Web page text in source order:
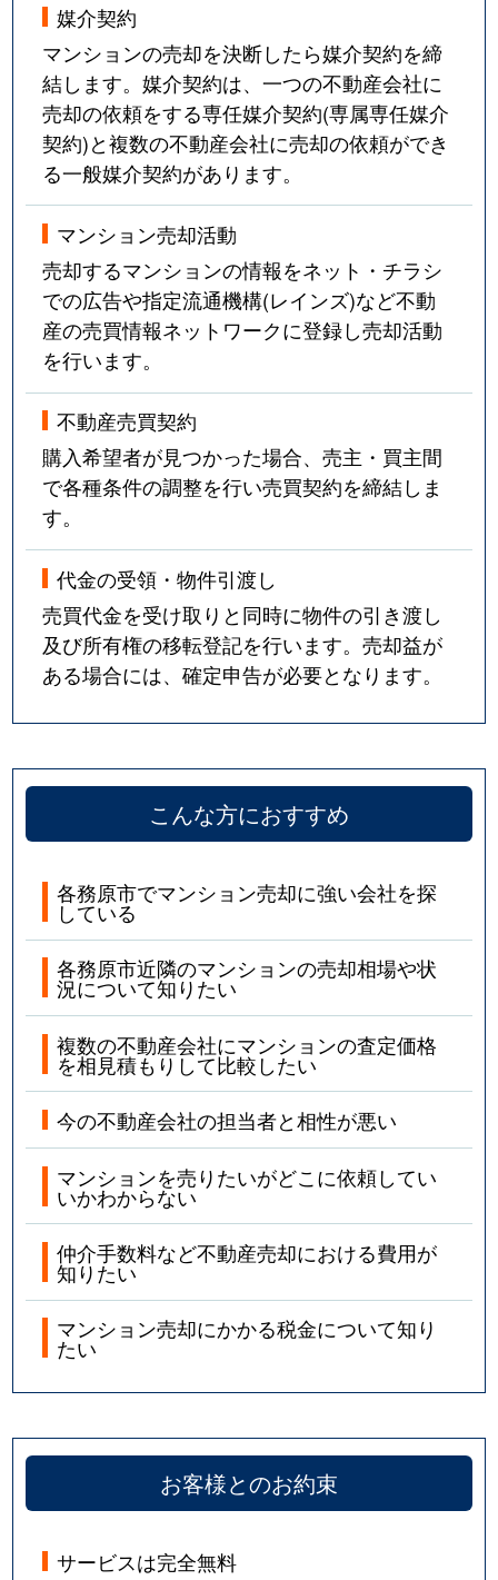
媒介契約
マンションの売却を決断したら媒介契約を締
結します。媒介契約は、一つの不動産会社に
売却の依頼をする専任媒介契約(専属専任媒介
契約)と複数の不動産会社に売却の依頼ができ
る一般媒介契約があります。
マンション売却活動
売却するマンションの情報をネット・チラシ
での広告や指定流通機構(レインズ)など不動
産の売買情報ネットワークに登録し売却活動
を行います。
不動産売買契約
購入希望者が見つかった場合、売主・買主間
で各種条件の調整を行い売買契約を締結しま
す。
代金の受領・物件引渡し
売買代金を受け取りと同時に物件の引き渡し
及び所有権の移転登記を行います。売却益が
ある場合には、確定申告が必要となります。
こんな方におすすめ
各務原市でマンション売却に強い会社を探
している
各務原市近隣のマンションの売却相場や状
況について知りたい
複数の不動産会社にマンションの査定価格
を相見積もりして比較したい
今の不動産会社の担当者と相性が悪い
マンションを売りたいがどこに依頼してい
いかわからない
仲介手数料など不動産売却における費用が
知りたい
マンション売却にかかる税金について知り
たい
お客様とのお約束
サービスは完全無料